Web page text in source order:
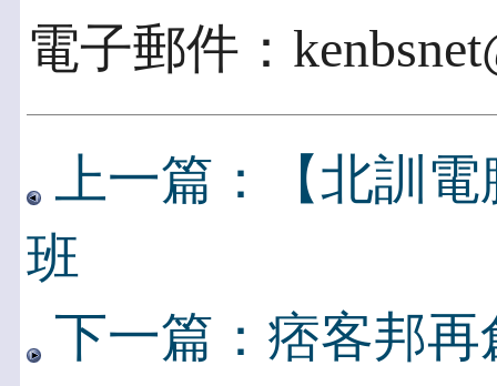
電子郵件：
上一篇：【北訓
班
下一篇：痞客邦